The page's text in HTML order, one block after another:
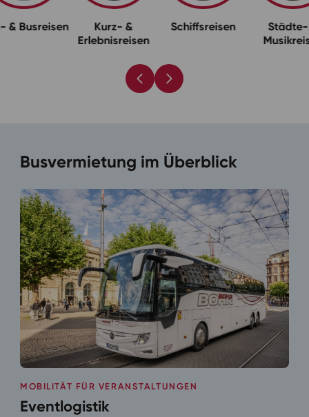
Kurz- &
Erlebnisreisen
Schiffsreisen
Städte- &
Musikreisen
Busvermietung im Überblick
Eventlogistik
MOBILITÄT FÜR VERANSTALTUNGEN